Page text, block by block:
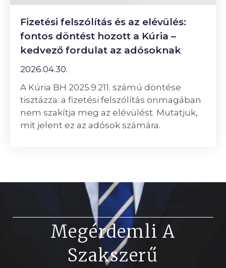
Fizetési felszólítás és az elévülés:
fontos döntést hozott a Kúria –
kedvező fordulat az adósoknak
2026.04.30.
A Kúria BH 2025.9.211. számú döntése
tisztázza: a fizetési felszólítás önmagában
nem szakítja meg az elévülést. Mutatjuk,
mit jelent ez az adósok számára.
Megérdemli A
Szakszerű